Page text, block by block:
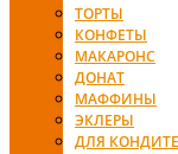
ТОРТЫ
КОНФЕТЫ
МАКАРОНС
ДОНАТ
МАФФИНЫ
ЭКЛЕРЫ
ДЛЯ